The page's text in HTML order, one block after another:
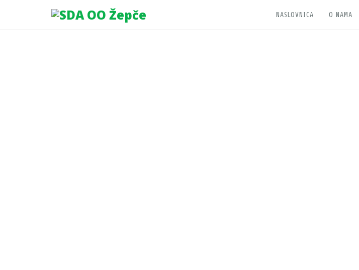
NASLOVNICA O NAMA